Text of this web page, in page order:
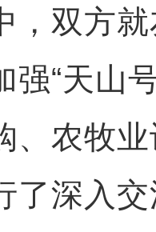
双方就
强“天山
、农牧
了深入